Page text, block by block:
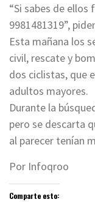
“Si sabes de
9981481319”,
Esta mañana los
civil, rescate y
dos ciclistas, que
adultos mayores.
Durante la
pero se descarta
al parecer tenían
Por Infoqroo
Comparte esto: